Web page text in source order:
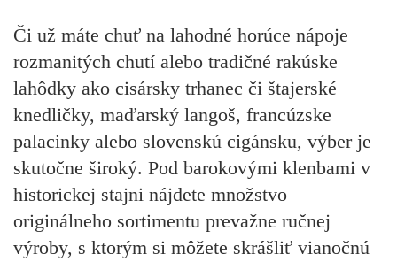
Či už máte chuť na lahodné horúce nápoje
rozmanitých chutí alebo tradičné rakúske
lahôdky ako cisársky trhanec či štajerské
knedličky, maďarský langoš, francúzske
palacinky alebo slovenskú cigánsku, výber je
skutočne široký. Pod barokovými klenbami v
historickej stajni nájdete množstvo
originálneho sortimentu prevažne ručnej
výroby, s ktorým si môžete skrášliť vianočnú